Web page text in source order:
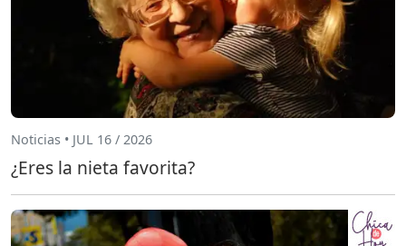
Noticias • JUL 16 / 2026
¿Eres la nieta favorita?